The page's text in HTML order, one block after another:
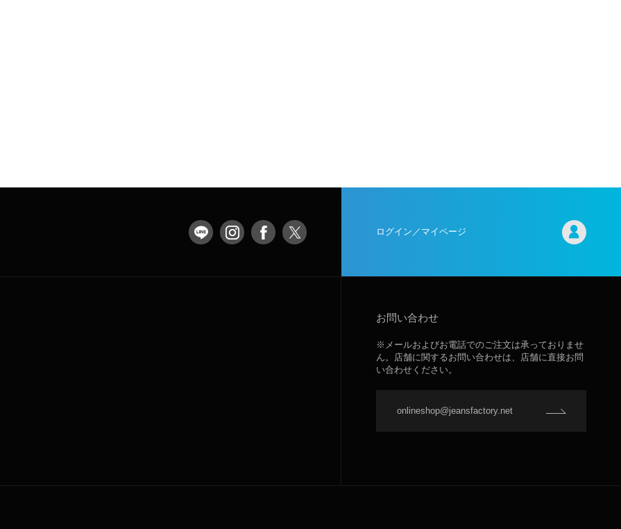
ログイン／マイページ
お問い合わせ
※メールおよびお電話でのご注文は承っておりませ
ん。店舗に関するお問い合わせは、店舗に直接お問
い合わせください。
onlineshop@jeansfactory.net